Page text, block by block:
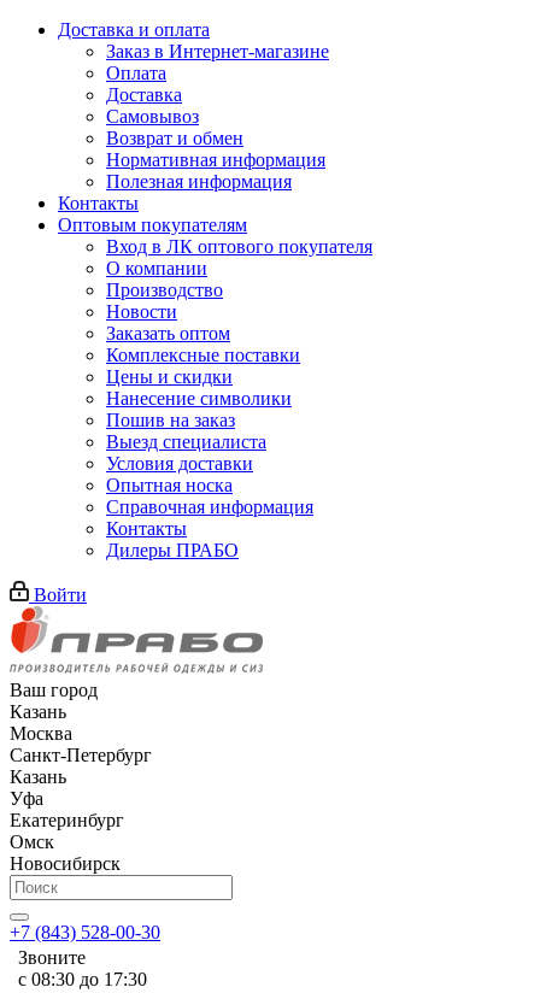
Доставка и оплата
Заказ в Интернет-магазине
Оплата
Доставка
Самовывоз
Возврат и обмен
Нормативная информация
Полезная информация
Контакты
Оптовым покупателям
Вход в ЛК оптового покупателя
О компании
Производство
Новости
Заказать оптом
Комплексные поставки
Цены и скидки
Нанесение символики
Пошив на заказ
Выезд специалиста
Условия доставки
Опытная носка
Справочная информация
Контакты
Дилеры ПРАБО
Войти
Ваш город
Казань
Москва
Санкт-Петербург
Казань
Уфа
Екатеринбург
Омск
Новосибирск
+7 (843) 528-00-30
Звоните
с 08:30 до 17:30